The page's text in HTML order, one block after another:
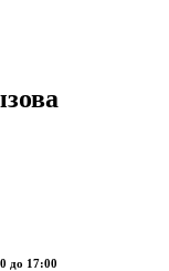
до 17:00